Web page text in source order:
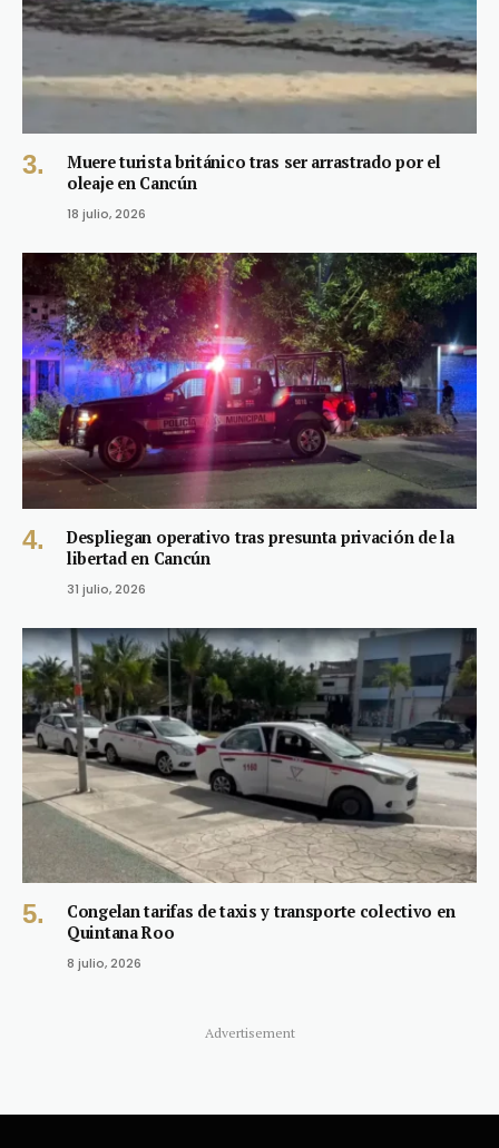
Muere turista británico tras ser arrastrado por el
oleaje en Cancún
18 julio, 2026
Despliegan operativo tras presunta privación de la
libertad en Cancún
31 julio, 2026
Congelan tarifas de taxis y transporte colectivo en
Quintana Roo
8 julio, 2026
Advertisement